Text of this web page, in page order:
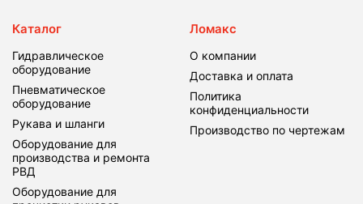
Каталог
Гидравлическое
оборудование
Пневматическое
оборудование
Рукава и шланги
Оборудование для
производства и ремонта
РВД
Оборудование для
Ломакс
О компании
Доставка и оплата
Политика
конфиденциальности
Производство по чертежам